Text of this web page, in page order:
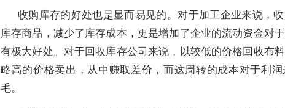
收购库存的好处也是显而易见的。对于加工企业来说，
库存商品，减少了库存成本，更是增加了企业的流动资金对
有极大好处。对于回收库存公司来说，以较低的价格回收布
略高的价格卖出，从中赚取差价，而这周转的成本对于利
毛。